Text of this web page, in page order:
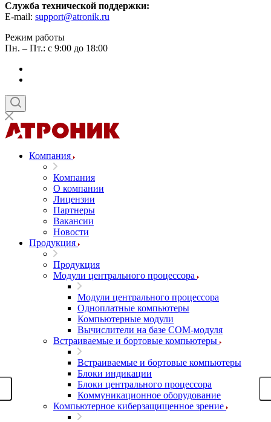
Служба технической поддержки:
E-mail: support@atronik.ru
Режим работы
Пн. – Пт.: с 9:00 до 18:00
Компания
Компания
О компании
Лицензии
Партнеры
Вакансии
Новости
Продукция
Продукция
Модули центрального процессора
Модули центрального процессора
Одноплатные компьютеры
Компьютерные модули
Вычислители на базе COM-модуля
Встраиваемые и бортовые компьютеры
Встраиваемые и бортовые компьютеры
Блоки индикации
Блоки центрального процессора
Коммуникационное оборудование
Компьютерное киберзащищенное зрение